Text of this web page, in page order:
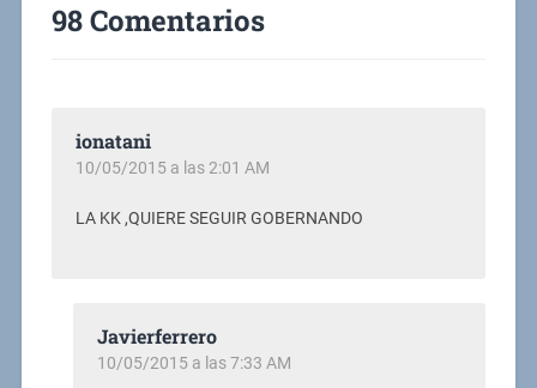
98 Comentarios
ionatani
10/05/2015 a las 2:01 AM
LA KK ,QUIERE SEGUIR GOBERNANDO
Javierferrero
10/05/2015 a las 7:33 AM